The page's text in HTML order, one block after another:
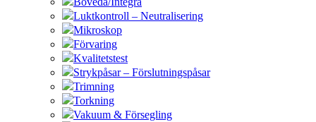
Luktkontroll – Neutralisering
Mikroskop
Förvaring
Kvalitetstest
Strykpåsar – Förslutningspåsar
Trimning
Torkning
Vakuum & Försegling